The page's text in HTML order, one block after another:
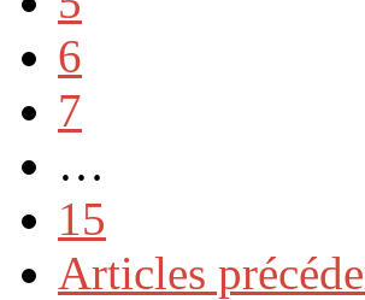
6
7
…
15
Articles